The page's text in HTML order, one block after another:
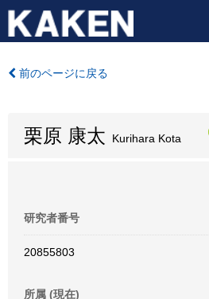
前のページに戻る
栗原 康太 Kurihara Kota
研究者番号
20855803
所属 (現在)